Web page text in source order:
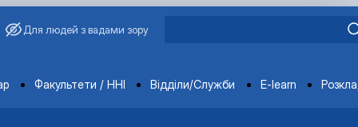
Для людей з вадами зору
Факультети / ННІ Відділи/Служби E-learn